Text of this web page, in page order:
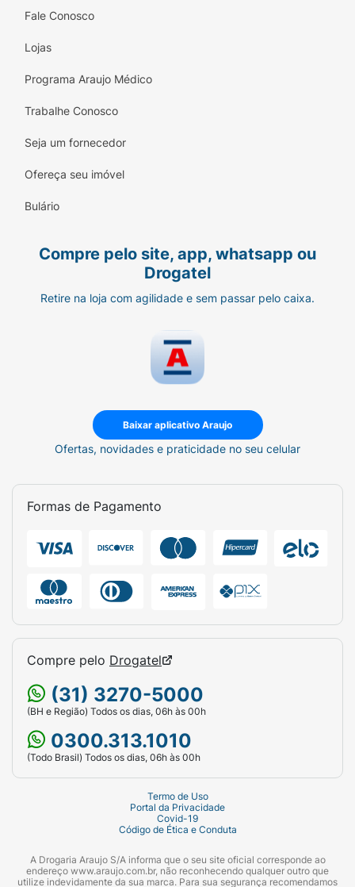
Fale Conosco
Lojas
Programa Araujo Médico
Trabalhe Conosco
Seja um fornecedor
Ofereça seu imóvel
Bulário
Compre pelo site, app, whatsapp ou
Drogatel
Retire na loja com agilidade e sem passar pelo caixa.
Baixar aplicativo Araujo
Ofertas, novidades e praticidade no seu celular
Formas de Pagamento
Compre pelo Drogatel
(31) 3270-5000
(BH e Região) Todos os dias, 06h às 00h
0300.313.1010
(Todo Brasil) Todos os dias, 06h às 00h
Termo de Uso
Portal da Privacidade
Covid-19
Código de Ética e Conduta
A Drogaria Araujo S/A informa que o seu site oficial corresponde ao
endereço www.araujo.com.br, não reconhecendo qualquer outro que
utilize indevidamente da sua marca. Para sua segurança recomendamos